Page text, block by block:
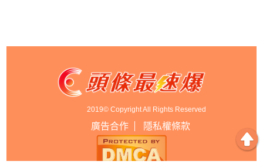
2019© Copyright All Rights Reserved
廣告合作 隱私權條款